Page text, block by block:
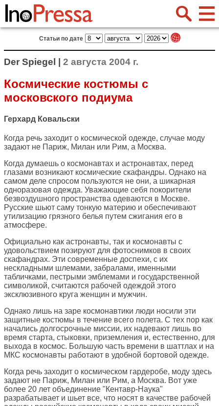
Статьи по дате
Der Spiegel | 2 августа 2004 г.
Космические костюмы с
московского подиума
Герхард Ковальски
Когда речь заходит о космической одежде, случае моду
задают не Париж, Милан или Рим, а Москва.
Когда думаешь о космонавтах и астронавтах, перед
глазами возникают космические скафандры. Однако на
самом деле спросом пользуются не они, а шикарная
одноразовая одежда. Уважающие себя покорители
безвоздушного пространства одеваются в Москве.
Русские шьют саму тонкую материю и обеспечивают
утилизацию грязного белья путем сжигания его в
атмосфере.
Официально как астронавты, так и космонавты с
удовольствием позируют для фотоснимков в своих
скафандрах. Эти современные доспехи, с их
нескладными шлемами, забралами, именными
табличками, пестрыми эмблемами и государственной
символикой, считаются рабочей одеждой этого
эксклюзивного круга женщин и мужчин.
Однако лишь на заре космонавтики люди носили эти
защитные костюмы в течение всего полета. С тех пор как
начались долгосрочные миссии, их надевают лишь во
время старта, стыковки, приземления и, естественно, для
выхода в космос. Большую часть времени в шаттлах и на
МКС космонавты работают в удобной бортовой одежде.
Когда речь заходит о космическом гардеробе, моду здесь
задают не Париж, Милан или Рим, а Москва. Вот уже
более 20 лет объединение "Кентавр-Наука"
разрабатывает и шьет все, что носят в качестве рабочей